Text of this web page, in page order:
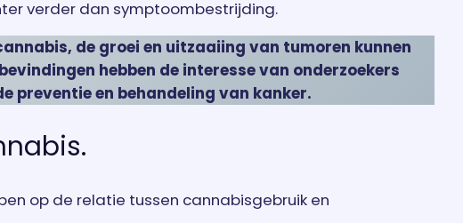
verder dan symptoombestrijding.
de groei en uitzaaiing van tumoren kunnen
hebben de interesse van onderzoekers
preventie en behandeling van kanker.
op de relatie tussen cannabisgebruik en